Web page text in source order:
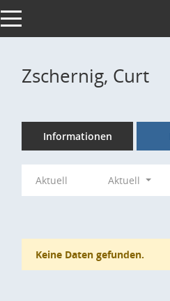
Toggle navigation
Zschernig, Curt
Informationen
Aktuell Aktuell
Keine Daten gefunden.